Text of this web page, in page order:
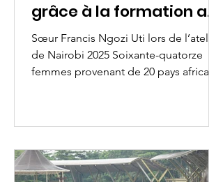
grâce à la formation au
leadership
Sœur Francis Ngozi Uti lors de l’atelier
de Nairobi 2025 Soixante-quatorze
femmes provenant de 20 pays africains
leadership des femmes au service de
la transformation sociale » et « Un